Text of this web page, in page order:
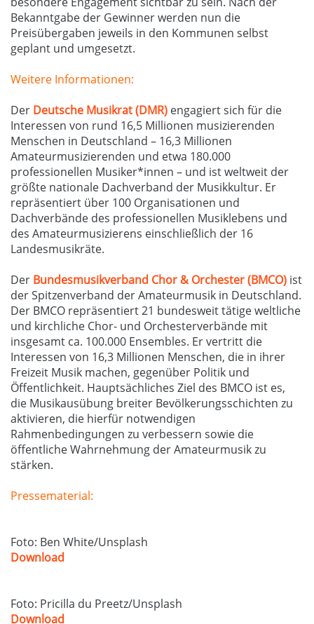
Bekanntgabe der Gewinner werden nun die
Preisübergaben jeweils in den Kommunen selbst
geplant und umgesetzt.
Weitere Informationen:
Der Deutsche Musikrat (DMR) engagiert sich für die
Interessen von rund 16,5 Millionen musizierenden
Menschen in Deutschland – 16,3 Millionen
Amateurmusizierenden und etwa 180.000
professionellen Musiker*innen – und ist weltweit der
größte nationale Dachverband der Musikkultur. Er
repräsentiert über 100 Organisationen und
Dachverbände des professionellen Musiklebens und
des Amateurmusizierens einschließlich der 16
Landesmusikräte.
Der Bundesmusikverband Chor & Orchester (BMCO) ist
der Spitzenverband der Amateurmusik in Deutschland.
Der BMCO repräsentiert 21 bundesweit tätige weltliche
und kirchliche Chor- und Orchesterverbände mit
insgesamt ca. 100.000 Ensembles. Er vertritt die
Interessen von 16,3 Millionen Menschen, die in ihrer
Freizeit Musik machen, gegenüber Politik und
Öffentlichkeit. Hauptsächliches Ziel des BMCO ist es,
die Musikausübung breiter Bevölkerungsschichten zu
aktivieren, die hierfür notwendigen
Rahmenbedingungen zu verbessern sowie die
öffentliche Wahrnehmung der Amateurmusik zu
stärken.
Pressematerial:
Foto: Ben White/Unsplash
Download
Foto: Pricilla du Preetz/Unsplash
Download